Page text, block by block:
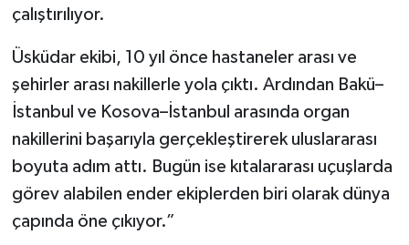
çalıştırılıyor.
Üsküdar ekibi, 10 yıl önce hastaneler arası ve
şehirler arası nakillerle yola çıktı. Ardından Bakü–
İstanbul ve Kosova–İstanbul arasında organ
nakillerini başarıyla gerçekleştirerek uluslararası
boyuta adım attı. Bugün ise kıtalararası uçuşlarda
görev alabilen ender ekiplerden biri olarak dünya
çapında öne çıkıyor.”